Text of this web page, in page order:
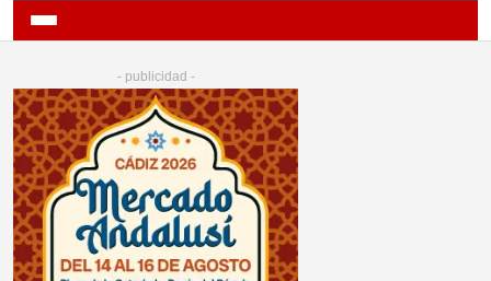
- publicidad -